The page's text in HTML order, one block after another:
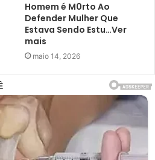
Homem é M0rto Ao
Defender Mulher Que
Estava Sendo Estu…Ver
mais
maio 14, 2026